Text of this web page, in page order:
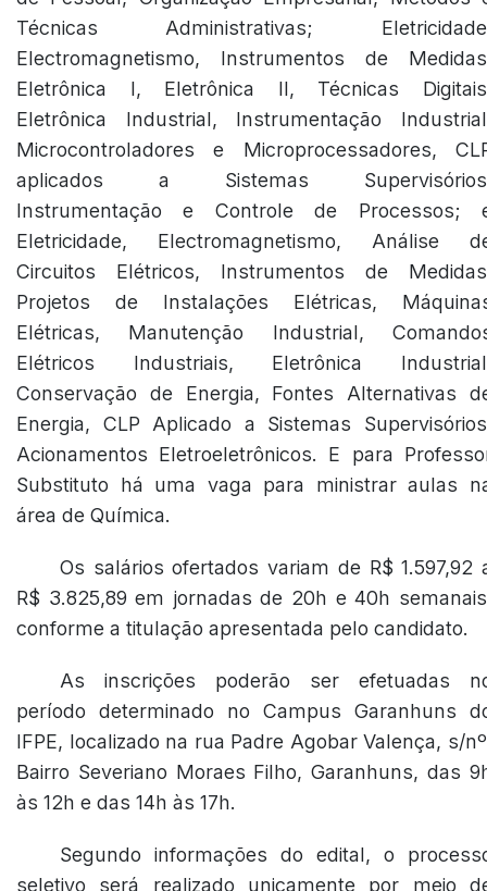
Técnicas Administrativas;
Electromagnetismo, Instrumentos de
Eletrônica I, Eletrônica II, Técnicas
Eletrônica Industrial, Instrumentação
Microcontroladores e Microprocessadores,
aplicados a Sistemas
Instrumentação e Controle de Processos;
Eletricidade, Electromagnetismo, Análise
Circuitos Elétricos, Instrumentos de
Projetos de Instalações Elétricas,
Elétricas, Manutenção Industrial,
Elétricos Industriais, Eletrônica
Conservação de Energia, Fontes Alternativas
Energia, CLP Aplicado a Sistemas
Acionamentos Eletroeletrônicos. E para
Substituto há uma vaga para ministrar aulas
área de Química.
Os salários ofertados variam de R$ 1.597,92
R$ 3.825,89 em jornadas de 20h e 40h
conforme a titulação apresentada pelo candidato.
As inscrições poderão ser efetuadas
período determinado no Campus Garanhuns
IFPE, localizado na rua Padre Agobar Valença, s/
Bairro Severiano Moraes Filho, Garanhuns, das
às 12h e das 14h às 17h.
Segundo informações do edital, o
seletivo será realizado unicamente por meio